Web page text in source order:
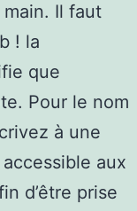
Il faut
! la
que
Pour le nom
à une
aux
d’être prise